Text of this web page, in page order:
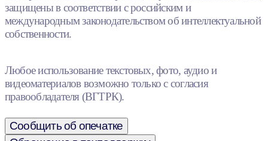
защищены в соответствии с российским и
международным законодательством об интеллектуальной
собственности.
Любое использование текстовых, фото, аудио и
видеоматериалов возможно только с согласия
правообладателя (ВГТРК).
Сообщить об опечатке